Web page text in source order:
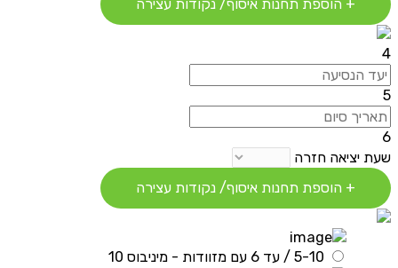
+ הוספת תחנות איסוף/ נקודות עצירה
4
5
6
שעת יציאה חזרה
+ הוספת תחנות איסוף/ נקודות עצירה
5-10 / עד 6 עם מזוודות - מיניבוס 10